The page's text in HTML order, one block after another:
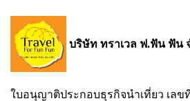
บริษัท ทราเวล ฟ.ฟัน ฟัน
ใบอนุญาติประกอบธุรกิจนำเที่ยว เลขที่